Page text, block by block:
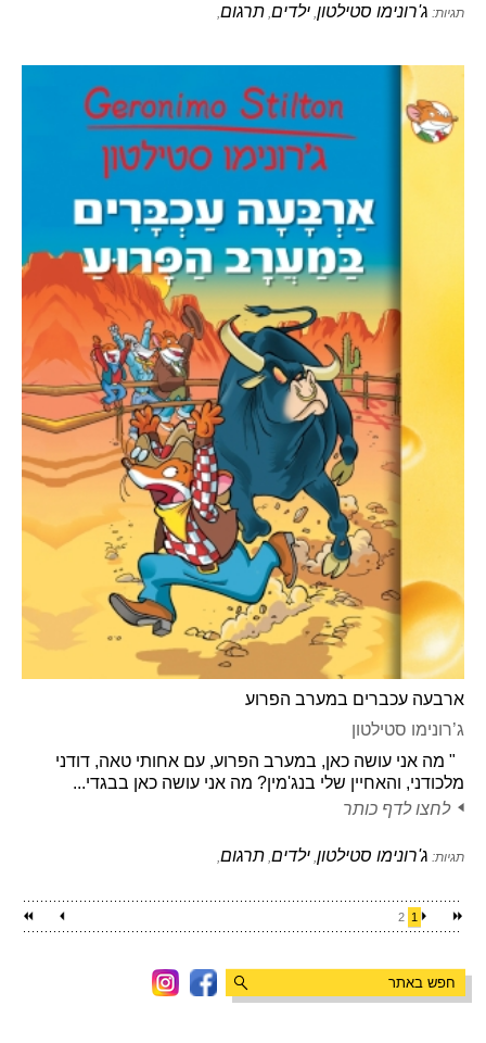
תגיות: ג'רונימו סטילטון ילדים תרגום
ארבעה עכברים במערב הפרוע
ג’רונימו סטילטון
" מה אני עושה כאן, במערב הפרוע, עם אחותי טאה, דודני
מלכודני, והאחיין שלי בנג'מין? מה אני עושה כאן בבגדי...
לחצו לדף כותר
תגיות: ג'רונימו סטילטון, ילדים, תרגום,
1
2